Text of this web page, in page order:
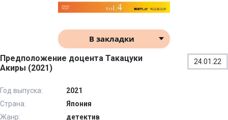
В закладки
Предположение доцента Такацуки
Акиры (2021)
24.01.22
Год выпуска:
2021
Страна:
Япония
Жанр:
детектив